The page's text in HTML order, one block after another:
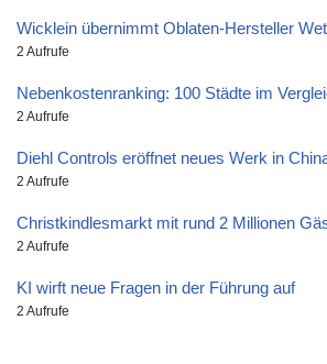
Wicklein übernimmt Oblaten-Hersteller
2 Aufrufe
Nebenkostenranking: 100 Städte im
2 Aufrufe
Diehl Controls eröffnet neues Werk in
2 Aufrufe
Christkindlesmarkt mit rund 2 Millionen
2 Aufrufe
KI wirft neue Fragen in der Führung auf
2 Aufrufe